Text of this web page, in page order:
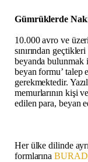
Gümrüklerde
10.000 avro ve
sınırından
beyanda bulunmak
beyan formu’ talep
gerekmektedir.
memurlarının kişi
edilen para, beyan
Her ülke dilinde
formlarına